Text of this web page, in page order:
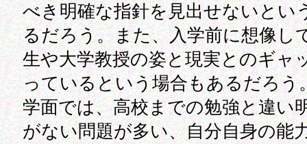
べき明確な指針を見出せないとい
るだろう。また、入学前に想像し
生や大学教授の姿と現実とのギャ
っているという場合もあるだろう
学面では、高校までの勉強と違い
がない問題が多い、自分自身の能